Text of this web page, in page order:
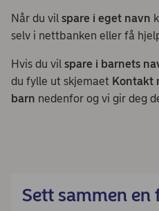
Når du vil spare i eget navn
selv i nettbanken eller få
Hvis du vil spare i barnets
du fylle ut skjemaet Kontakt
barn nedenfor og vi gir deg
Sett sammen en